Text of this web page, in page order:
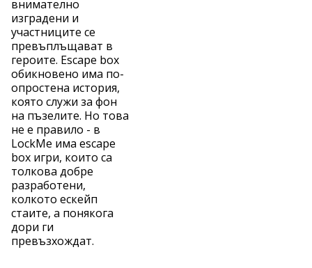
внимателно
изградени и
участниците се
превъплъщават в
героите. Escape box
обикновено има по-
опростена история,
която служи за фон
на пъзелите. Но това
не е правило - в
LockMe има escape
box игри, които са
толкова добре
разработени,
колкото ескейп
стаите, а понякога
дори ги
превъзхождат.